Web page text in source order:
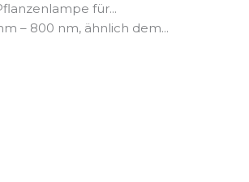
für...
– 800 nm, ähnlich dem...